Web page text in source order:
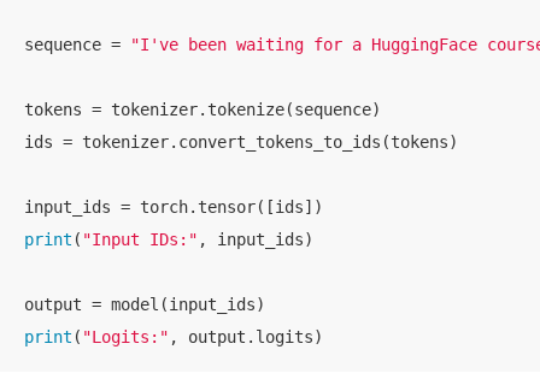
sequence = "I've been waiting for a HuggingFace
tokens = tokenizer.tokenize(sequence)
ids = tokenizer.convert_tokens_to_ids(tokens)
print ( "Input IDs:" , input_ids)
print ( "Logits:" , output.logits)